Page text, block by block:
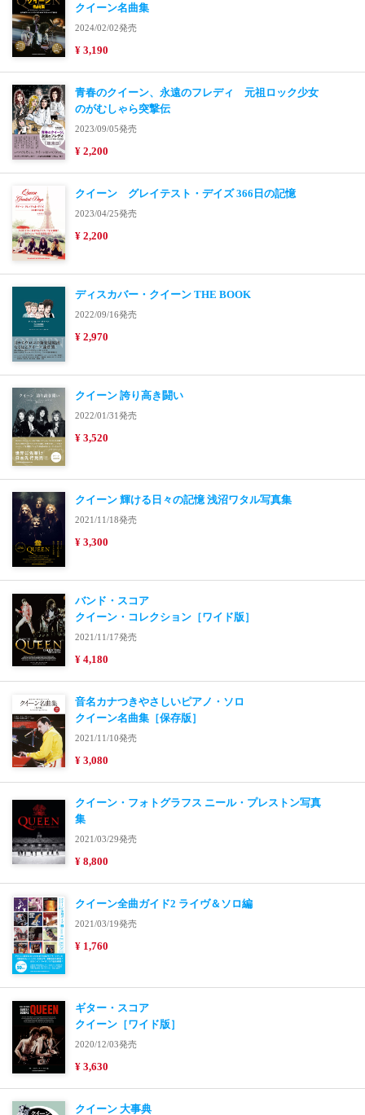
クイーン名曲集
2024/02/02発売
¥ 3,190
青春のクイーン、永遠のフレディ 元祖ロック少女
のがむしゃら突撃伝
2023/09/05発売
¥ 2,200
クイーン グレイテスト・デイズ 366日の記憶
2023/04/25発売
¥ 2,200
ディスカバー・クイーン THE BOOK
2022/09/16発売
¥ 2,970
クイーン 誇り高き闘い
2022/01/31発売
¥ 3,520
クイーン 輝ける日々の記憶 浅沼ワタル写真集
2021/11/18発売
¥ 3,300
バンド・スコア
クイーン・コレクション［ワイド版］
2021/11/17発売
¥ 4,180
音名カナつきやさしいピアノ・ソロ
クイーン名曲集［保存版］
2021/11/10発売
¥ 3,080
クイーン・フォトグラフス ニール・プレストン写真
集
2021/03/29発売
¥ 8,800
クイーン全曲ガイド2 ライヴ＆ソロ編
2021/03/19発売
¥ 1,760
ギター・スコア
クイーン［ワイド版］
2020/12/03発売
¥ 3,630
クイーン 大事典